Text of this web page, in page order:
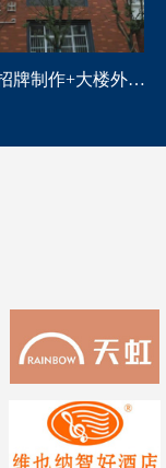
学校名称招牌制作+大楼外墙字制作